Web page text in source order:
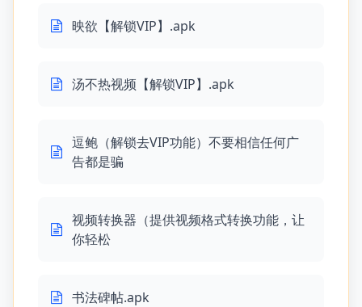
映欲【解锁VIP】.apk
汤不热视频【解锁VIP】.apk
逗鲍（解锁去VIP功能）不要相信任何广
告都是骗
视频转换器（提供视频格式转换功能，让
你轻松
书法碑帖.apk